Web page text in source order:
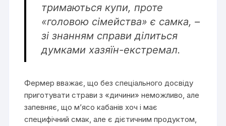
тримаються купи, проте
«головою сімейства» є самка, –
зі знанням справи ділиться
думками хазяїн-екстремал.
Фермер вважає, що без спеціального досвіду
приготувати страви з «дичини» неможливо, але
запевняє, що м’ясо кабанів хоч і має
специфічний смак, але є дієтичним продуктом,